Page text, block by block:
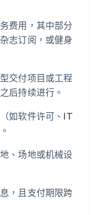
费用，其中部分
志订阅，或健身
交付项目或工程
后持续进行。
如软件许可、IT
、场地或机械设
，且支付期限跨